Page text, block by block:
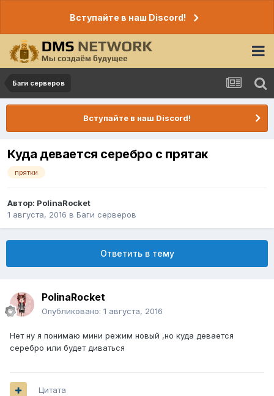
Вступайте в наш Discord!
Баги серверов
Вступайте в наш Discord!
Куда девается серебро с прятак
прятки
Автор: PolinaRocket
1 августа, 2016 в Баги серверов
Ответить в тему
PolinaRocket
Опубликовано: 1 августа, 2016
Нет ну я понимаю мини режим новый ,но куда девается
серебро или будет диваться
Цитата